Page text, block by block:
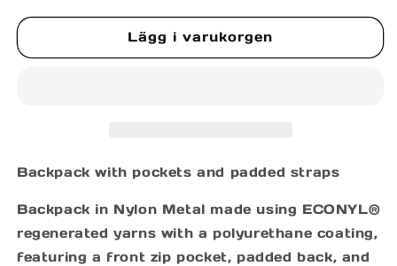
för
BACKPACK
för
BACKPACK
Lägg i varukorgen
Backpack with pockets and padded straps
Backpack in Nylon Metal made using ECONYL®
regenerated yarns with a polyurethane coating,
featuring a front zip pocket, padded back, and